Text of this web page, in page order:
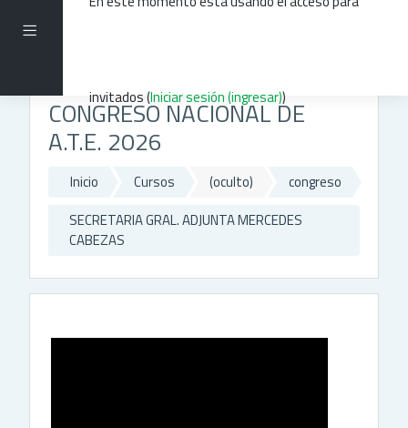
Pánel lateral
invitados (Iniciar sesión (ingresar))
Saltar al contenido principal
CONGRESO NACIONAL DE
A.T.E. 2026
Inicio Cursos (oculto)
congreso
SECRETARIA GRAL. ADJUNTA MERCEDES
CABEZAS